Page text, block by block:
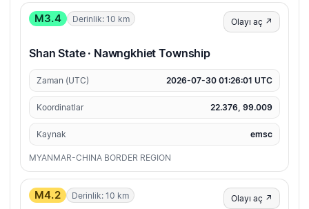
M3.4 Derinlik: 10 km Olayı aç ↗
Shan State · Nawngkhiet Township
Zaman (UTC) 2026-07-30 01:26:01 UTC
Koordinatlar 22.376, 99.009
Kaynak emsc
MYANMAR-CHINA BORDER REGION
M4.2 Derinlik: 10 km Olayı aç ↗